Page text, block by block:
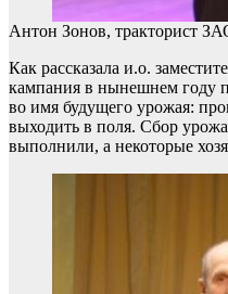
Антон Зонов, тракторист
Как рассказала и.о.
кампания в нынешнем году
во имя будущего урожая:
выходить в поля. Сбор
выполнили, а некоторые